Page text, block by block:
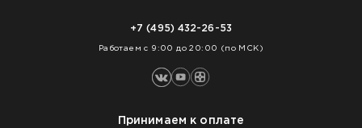
+7 (495) 432-26-53
Работаем с 9:00 до 20:00 (по МСК)
Принимаем к оплате